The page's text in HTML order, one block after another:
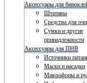
Аксессуары для
Штативы
Средства для
Сумки и другие
принадлежности
Аксессуары для ПНВ
Источники
Маски и насадки
Микрофоны и